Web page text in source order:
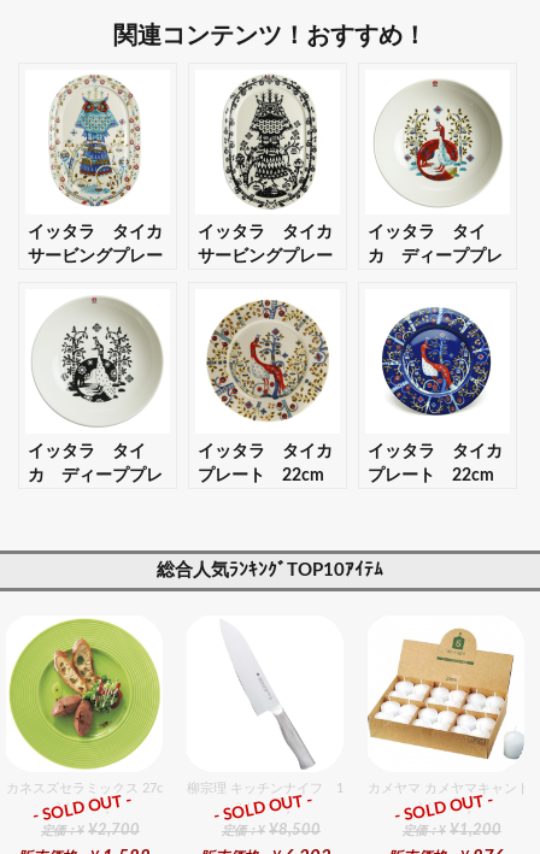
関連コンテンツ！おすすめ！
イッタラ タイカ
サービングプレー
ト 【ギフト・プレ
ゼント対応可】
イッタラ タイカ
サービングプレー
【ギフト・プレゼ
ント対応可】
イッタラ タイ
カ ディーププレ
イト 【ギフト・プ
レゼント対応可】
イッタラ タイ
カ ディーププレ
レゼント対応可】
イッタラ タイカ
プレート 22cm
応可】
イッタラ タイカ
プレート 22cm
可】
総合人気ﾗﾝｷﾝｸﾞTOP10ｱｲﾃﾑ
カネスズセラミックス 27cmディナー（Hiwa）
総合ﾗﾝｷﾝｸﾞ
定価：¥ ¥2,700
- SOLD OUT -
柳宗理 キッチンナイフ 18cm
総合ﾗﾝｷﾝｸﾞ
定価：¥ ¥8,500
- SOLD OUT -
カメヤマ カメヤマキャン
総合ﾗﾝｷﾝｸﾞ
定価：¥ ¥1,200
- SOLD OUT -